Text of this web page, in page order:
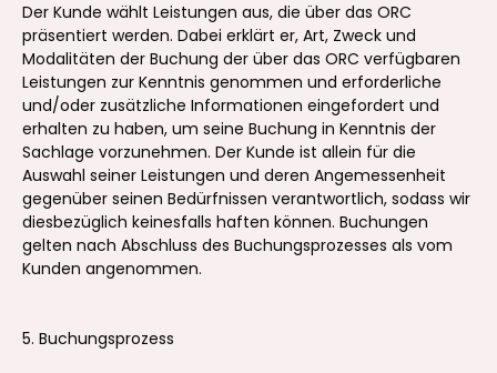
Der Kunde wählt Leistungen aus, die über das ORC
präsentiert werden. Dabei erklärt er, Art, Zweck und
Modalitäten der Buchung der über das ORC verfügbaren
Leistungen zur Kenntnis genommen und erforderliche
und/oder zusätzliche Informationen eingefordert und
erhalten zu haben, um seine Buchung in Kenntnis der
Sachlage vorzunehmen. Der Kunde ist allein für die
Auswahl seiner Leistungen und deren Angemessenheit
gegenüber seinen Bedürfnissen verantwortlich, sodass wir
diesbezüglich keinesfalls haften können. Buchungen
gelten nach Abschluss des Buchungsprozesses als vom
Kunden angenommen.
5. Buchungsprozess